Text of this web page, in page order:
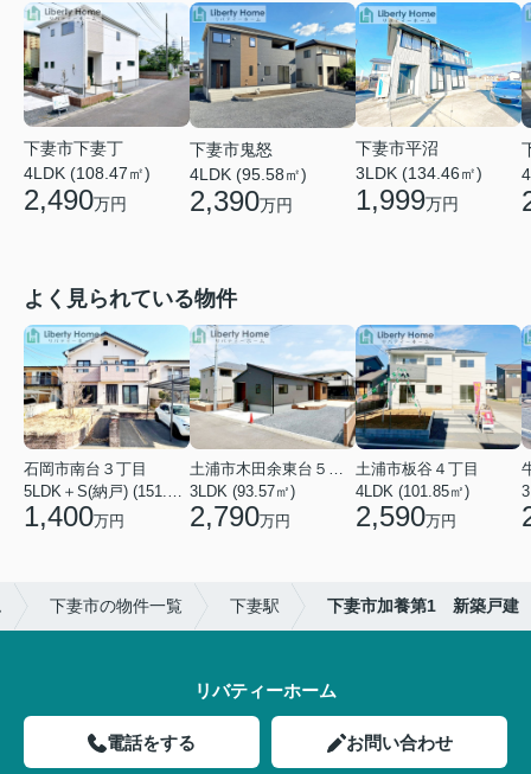
下妻市下妻丁
4LDK (108.47㎡)
2,490万円
下妻市鬼怒
4LDK (95.58㎡)
2,390万円
下妻市平沼
3LDK (134.46㎡)
1,999万円
よく見られている物件
石岡市南台３丁目
1,400万円
3LDK (93.57㎡)
2,790万円
土浦市板谷４丁目
4LDK (101.85㎡)
2,590万円
下妻市の物件一覧 下妻駅 下妻市加養第1 新築戸建
リバティーホーム
電話をする お問い合わせ